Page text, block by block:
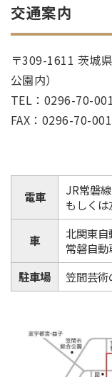
交通案内
〒309-1611 茨城
公園内）
TEL：0296-70-
FAX：0296-70-
電車
JR常磐
もしく
車
北関東
常磐自
駐車場
笠間芸